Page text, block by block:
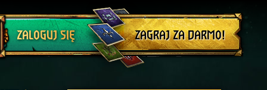
ZALOGUJ SIĘ
Wyloguj się
ZAGRAJ ZA DARMO!